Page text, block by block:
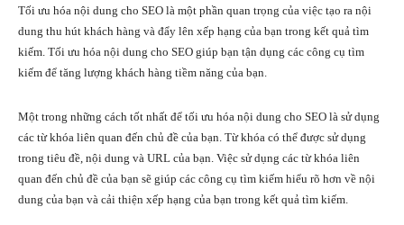
Tối ưu hóa nội dung cho SEO là một phần quan trọng của việc tạo ra nội
dung thu hút khách hàng và đẩy lên xếp hạng của bạn trong kết quả tìm
kiếm. Tối ưu hóa nội dung cho SEO giúp bạn tận dụng các công cụ tìm
kiếm để tăng lượng khách hàng tiềm năng của bạn.
Một trong những cách tốt nhất để tối ưu hóa nội dung cho SEO là sử dụng
các từ khóa liên quan đến chủ đề của bạn. Từ khóa có thể được sử dụng
trong tiêu đề, nội dung và URL của bạn. Việc sử dụng các từ khóa liên
quan đến chủ đề của bạn sẽ giúp các công cụ tìm kiếm hiểu rõ hơn về nội
dung của bạn và cải thiện xếp hạng của bạn trong kết quả tìm kiếm.